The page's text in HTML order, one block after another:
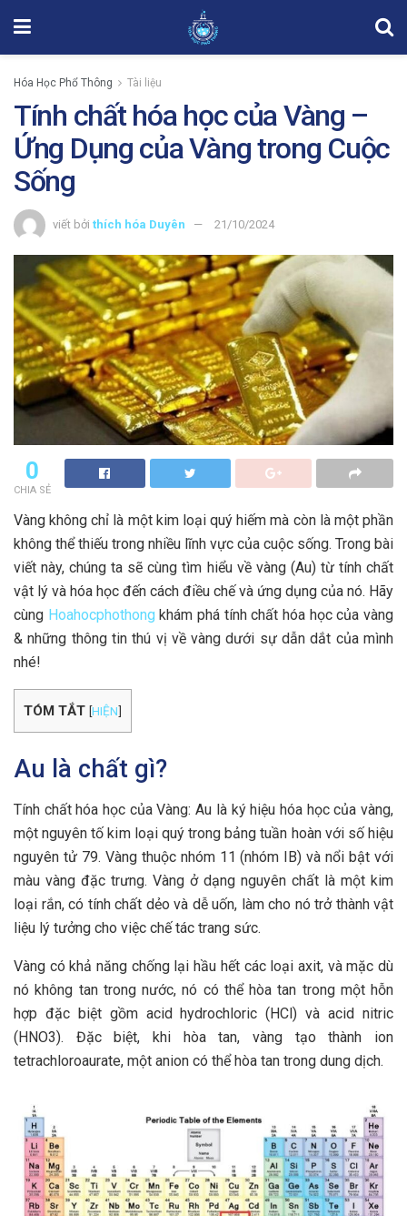
Hóa Học Phổ Thông Tài liệu
Tính chất hóa học của Vàng –
Ứng Dụng của Vàng trong Cuộc
Sống
viết bởi thích hóa Duyên 21/10/2024
0
CHIA SẺ
Vàng không chỉ là một kim loại quý hiếm mà còn là một phần
không thể thiếu trong nhiều lĩnh vực của cuộc sống. Trong bài
viết này, chúng ta sẽ cùng tìm hiểu về vàng (Au) từ tính chất
vật lý và hóa học đến cách điều chế và ứng dụng của nó. Hãy
cùng Hoahocphothong khám phá tính chất hóa học của vàng
& những thông tin thú vị về vàng dưới sự dẫn dắt của mình
nhé!
TÓM TẮT [HIỆN]
Au là chất gì?
Tính chất hóa học của Vàng: Au là ký hiệu hóa học của vàng,
một nguyên tố kim loại quý trong bảng tuần hoàn với số hiệu
nguyên tử 79. Vàng thuộc nhóm 11 (nhóm IB) và nổi bật với
màu vàng đặc trưng. Vàng ở dạng nguyên chất là một kim
loại rắn, có tính chất dẻo và dễ uốn, làm cho nó trở thành vật
liệu lý tưởng cho việc chế tác trang sức.
Vàng có khả năng chống lại hầu hết các loại axit, và mặc dù
nó không tan trong nước, nó có thể hòa tan trong một hỗn
hợp đặc biệt gồm acid hydrochloric (HCl) và acid nitric
(HNO3). Đặc biệt, khi hòa tan, vàng tạo thành ion
tetrachloroaurate, một anion có thể hòa tan trong dung dịch.